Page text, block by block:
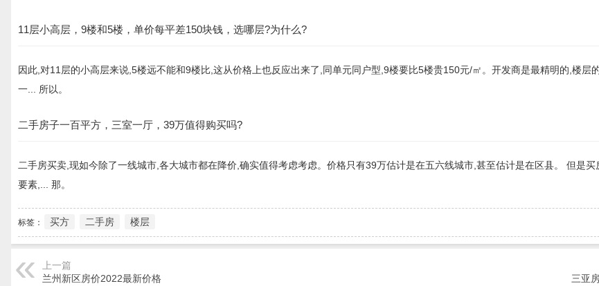
11层小高层，9楼和5楼，单价每平差150块钱，选哪层?为什么?
因此,对11层的小高层来说,5楼远不能和9楼比,这从价格上也反应出来了,同单元同户型,9楼要比5楼贵150元/㎡。开发商是最精明的,楼层
一... 所以。
二手房子一百平方，三室一厅，39万值得购买吗?
二手房买卖,现如今除了一线城市,各大城市都在降价,确实值得考虑考虑。价格只有39万估计是在五六线城市,甚至估计是在区县。 但是
要素,... 那。
标签： 买方 二手房 楼层
上一篇
兰州新区房价2022最新价格
三亚